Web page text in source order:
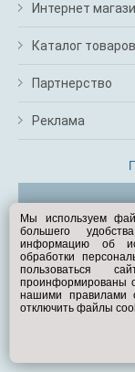
Интернет
Каталог товаров
Партнерство
Реклама
Мы используем
большего
информацию об
обработки
пользоваться
проинформированы
нашими правилами
отключить файлы